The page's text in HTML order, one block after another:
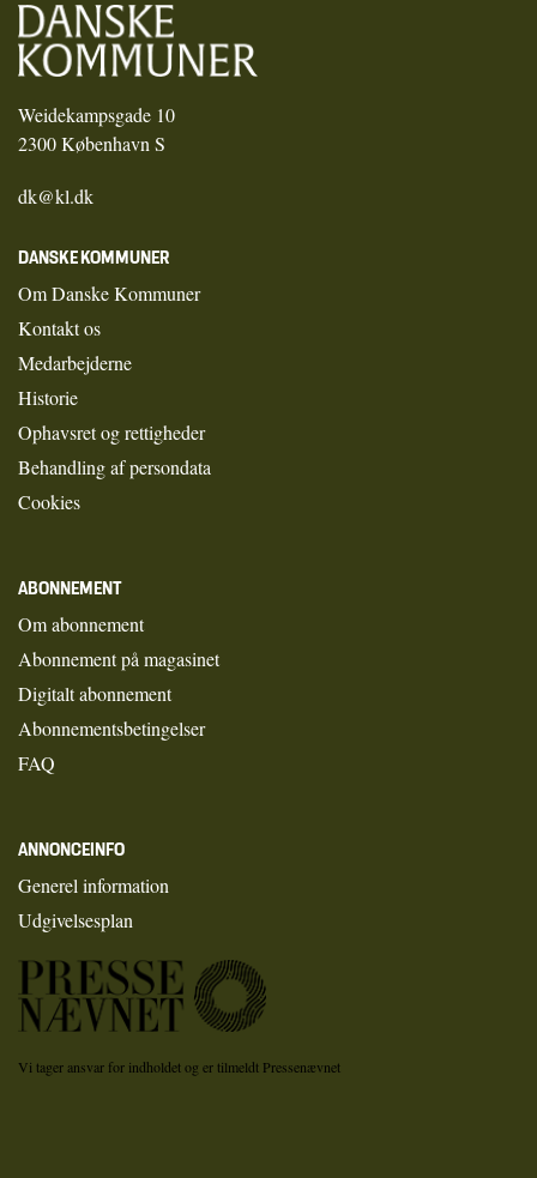
Weidekampsgade 10
2300 København S
dk@kl.dk
DANSKE KOMMUNER
Om Danske Kommuner
Kontakt os
Medarbejderne
Historie
Ophavsret og rettigheder
Behandling af persondata
Cookies
ABONNEMENT
Om abonnement
Abonnement på magasinet
Digitalt abonnement
Abonnementsbetingelser
FAQ
ANNONCEINFO
Generel information
Udgivelsesplan
Vi tager ansvar for indholdet og er tilmeldt Pressenævnet